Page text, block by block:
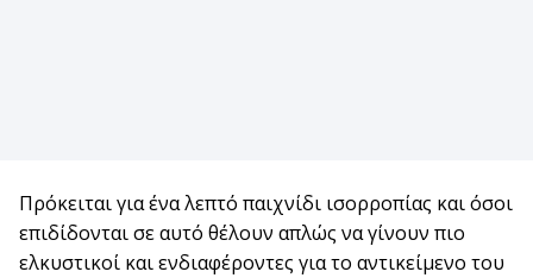
Πρόκειται για ένα λεπτό παιχνίδι ισορροπίας και όσοι
επιδίδονται σε αυτό θέλουν απλώς να γίνουν πιο
ελκυστικοί και ενδιαφέροντες για το αντικείμενο του